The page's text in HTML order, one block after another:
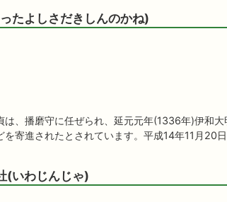
たよしさだきしんのかね)
、播磨守に任ぜられ、延元元年(1336年)伊和大
寄進されたとされています。平成14年11月20日
(いわじんじゃ)